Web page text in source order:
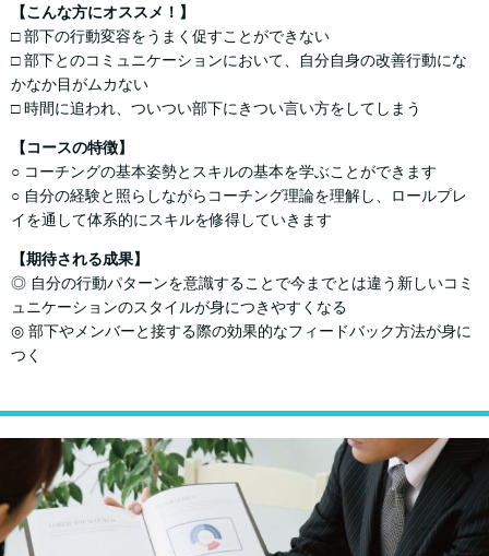
【こんな方にオススメ！】
□ 部下の行動変容をうまく促すことができない
□ 部下とのコミュニケーションにおいて、自分自身の改善行動にな
かなか目がムカない
□ 時間に追われ、ついつい部下にきつい言い方をしてしまう
【コースの特徴】
○ コーチングの基本姿勢とスキルの基本を学ぶことができます
○ 自分の経験と照らしながらコーチング理論を理解し、ロールプレ
イを通して体系的にスキルを修得していきます
【期待される成果】
◎ ⾃分の⾏動パターンを意識することで今までとは違う新しいコミ
ュニケーションのスタイルが⾝につきやすくなる
◎ 部下やメンバーと接する際の効果的なフィードバック⽅法が⾝に
つく